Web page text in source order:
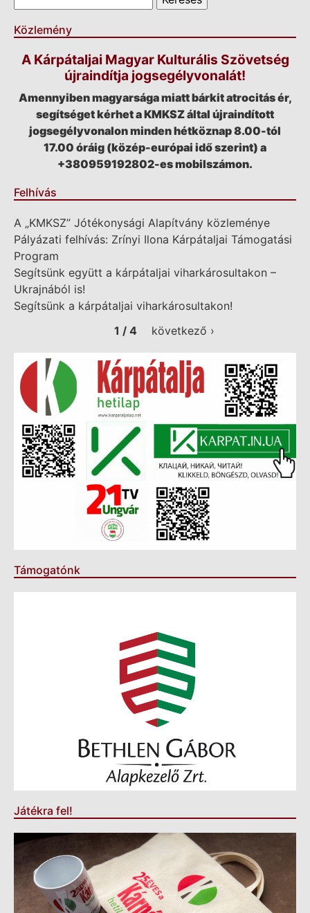
Közlemény
A Kárpátaljai Magyar Kulturális Szövetség
újraindítja jogsegélyvonalát!
Amennyiben magyarsága miatt bárkit atrocitás ér,
segítséget kérhet a KMKSZ által újraindított
jogsegélyvonalon minden hétköznap 8.00-tól
17.00 óráig (közép-európai idő szerint) a
+380959192802-es mobilszámon.
Felhívás
A „KMKSZ” Jótékonysági Alapítvány közleménye
Pályázati felhívás: Zrínyi Ilona Kárpátaljai Támogatási
Program
Segítsünk együtt a kárpátaljai viharkárosultakon –
Ukrajnából is!
Segítsünk a kárpátaljai viharkárosultakon!
1 / 4
következő ›
Támogatónk
Játékra fel!